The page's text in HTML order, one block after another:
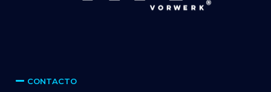
CONTACTO